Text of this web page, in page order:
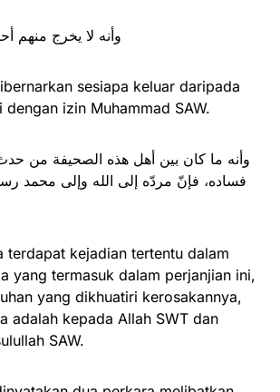
2. وأنه لا يخرج منهم
sesiapa keluar daripada
dengan izin Muhammad SAW.
وأنه ما كان بين أهل هذه الصحيفة من
فساده، فإنّ مردّه إلى الله وإلى محمد
terdapat kejadian tertentu dalam
yang termasuk dalam perjanjian ini,
yang dikhuatiri kerosakannya,
adalah kepada Allah SWT dan
SAW.